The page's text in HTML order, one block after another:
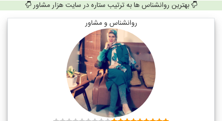
بهترین روانشناس ها به ترتیب ستاره در سایت هزار مشاور
روانشناس و مشاور